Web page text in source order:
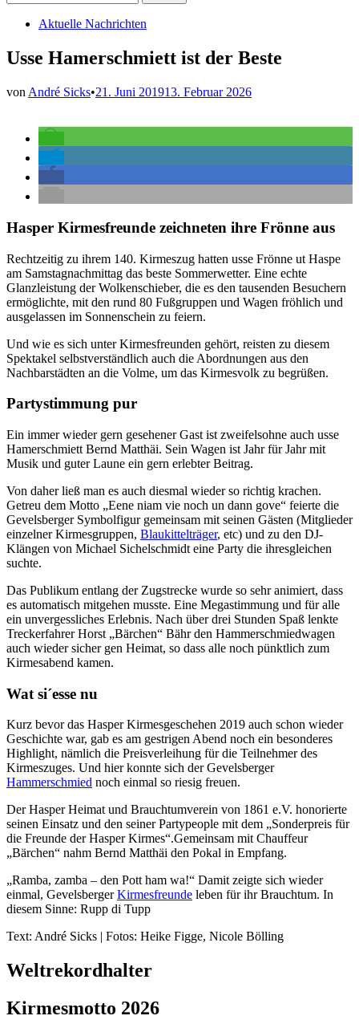
nach:
Veröffentlicht
Aktuelle Nachrichten
Usse Hamerschmiett ist der Beste
von André Sicks•21. Juni 201913. Februar 2026
Hasper Kirmesfreunde zeichneten ihre Frönne aus
Rechtzeitig zu ihrem 140. Kirmeszug hatten usse Frönne ut Haspe
am Samstagnachmittag das beste Sommerwetter. Eine echte
Glanzleistung der Wolkenschieber, die es den tausenden Besuchern
ermöglichte, mit den rund 80 Fußgruppen und Wagen fröhlich und
ausgelassen im Sonnenschein zu feiern.
Und wie es sich unter Kirmesfreunden gehört, reisten zu diesem
Spektakel selbstverständlich auch die Abordnungen aus den
Nachbarstädten an die Volme, um das Kirmesvolk zu begrüßen.
Partystimmung pur
Ein immer wieder gern gesehener Gast ist zweifelsohne auch usse
Hamerschmiett Bernd Matthäi. Sein Wagen ist Jahr für Jahr mit
Musik und guter Laune ein gern erlebter Beitrag.
Von daher ließ man es auch diesmal wieder so richtig krachen.
Getreu dem Motto „Eene niam vie noch un dann gove“ feierte die
Gevelsberger Symbolfigur gemeinsam mit seinen Gästen (Mitglieder
einzelner Kirmesgruppen, Blaukittelträger, etc) und zu den DJ-
Klängen von Michael Sichelschmidt eine Party die ihresgleichen
suchte.
Das Publikum entlang der Zugstrecke wurde so sehr animiert, dass
es automatisch mitgehen musste. Eine Megastimmung und für alle
ein unvergessliches Erlebnis. Nach über drei Stunden Spaß lenkte
Treckerfahrer Horst „Bärchen“ Bähr den Hammerschmiedwagen
auch wieder sicher gen Heimat, so dass alle noch pünktlich zum
Kirmesabend kamen.
Wat si´esse nu
Kurz bevor das Hasper Kirmesgeschehen 2019 auch schon wieder
Geschichte war, gab es am gestrigen Abend noch ein besonderes
Highlight, nämlich die Preisverleihung für die Teilnehmer des
Kirmeszuges. Und hier konnte sich der Gevelsberger
Hammerschmied noch einmal so riesig freuen.
Der Hasper Heimat und Brauchtumverein von 1861 e.V. honorierte
seinen Einsatz und den seiner Partypeople mit dem „Sonderpreis für
die Freunde der Hasper Kirmes“.Gemeinsam mit Chauffeur
„Bärchen“ nahm Bernd Matthäi den Pokal in Empfang.
„Ramba, zamba – den Pott ham wa!“ Damit zeigte sich wieder
einmal, GevelsbergerKirmesfreunde leben für ihr Brauchtum. In
diesem Sinne: Rupp di Tupp
Text: André Sicks | Fotos: Heike Figge, Nicole Bölling
Weltrekordhalter
Kirmesmotto 2026